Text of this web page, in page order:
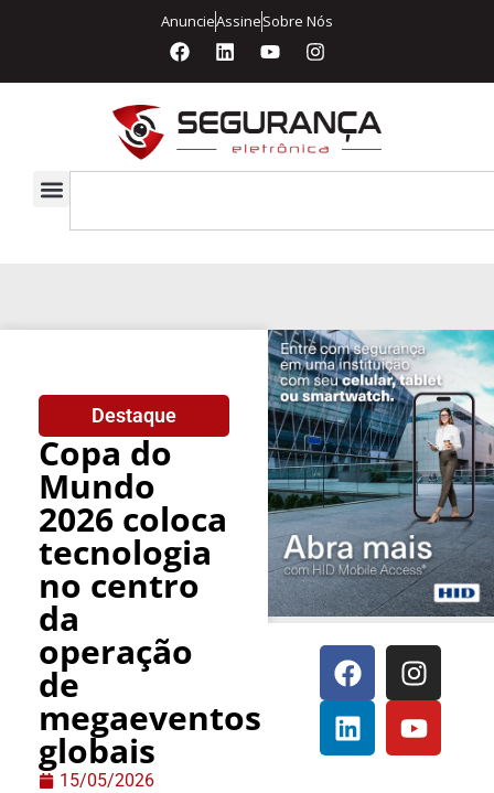
AnuncieAssineSobre Nós
Destaque
Copa do
Mundo
2026 coloca
tecnologia
no centro
da
operação
de
megaeventos
globais
15/05/2026